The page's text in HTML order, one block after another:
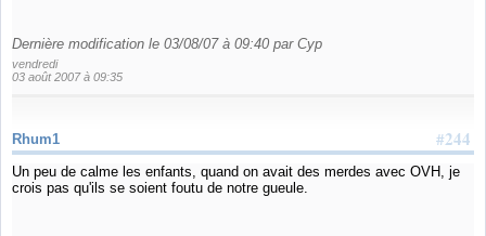
Dernière modification le 03/08/07 à 09:40 par Cyp
vendredi
03 août 2007 à 09:35
#244
Rhum1
Un peu de calme les enfants, quand on avait des merdes avec OVH, je
crois pas qu'ils se soient foutu de notre gueule.